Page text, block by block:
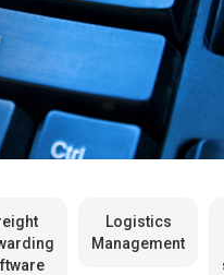
Logistics
Management